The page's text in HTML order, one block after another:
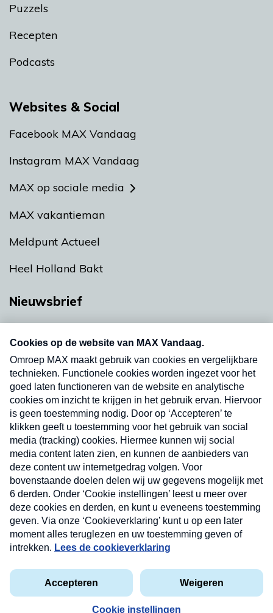
Puzzels
Recepten
Podcasts
Websites & Social
Facebook MAX Vandaag
Instagram MAX Vandaag
MAX op sociale media
MAX vakantieman
Meldpunt Actueel
Heel Holland Bakt
Nieuwsbrief
nieuwsbrief. Elke vrijdag- en dinsdagochtend in
uw mailbox.
Verzend
Privacyverklaring
Cookieverklaring
Kwetsbaarheid melden
Copyright © 2026 MAX Vandaag - Omroep MAX
Nieuwsbrief
Neem hier een gratis abonnement op onze
nieuwsbrief. Elke vrijdag- en dinsdagochtend in uw